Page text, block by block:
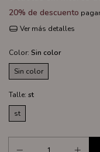
20% de descuento
Ver más detalles
Color: Sin color
Sin color
Talle: st
st